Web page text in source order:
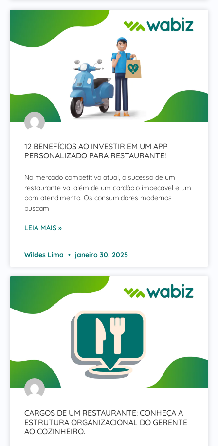
12 BENEFÍCIOS AO INVESTIR EM UM APP
PERSONALIZADO PARA RESTAURANTE!
No mercado competitivo atual, o sucesso de um
restaurante vai além de um cardápio impecável e um
bom atendimento. Os consumidores modernos
buscam
LEIA MAIS »
Wildes Lima janeiro 30, 2025
CARGOS DE UM RESTAURANTE: CONHEÇA A
ESTRUTURA ORGANIZACIONAL DO GERENTE
AO COZINHEIRO.